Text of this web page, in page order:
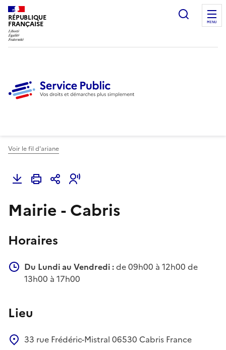
RÉPUBLIQUE
FRANÇAISE
Ouvrir
MENU
Voir le fil d'ariane
Mairie - Cabris
Horaires
Du Lundi au Vendredi :de 09h00 à 12h00 de
13h00 à 17h00
Lieu
33 rue Frédéric-Mistral 06530 Cabris France